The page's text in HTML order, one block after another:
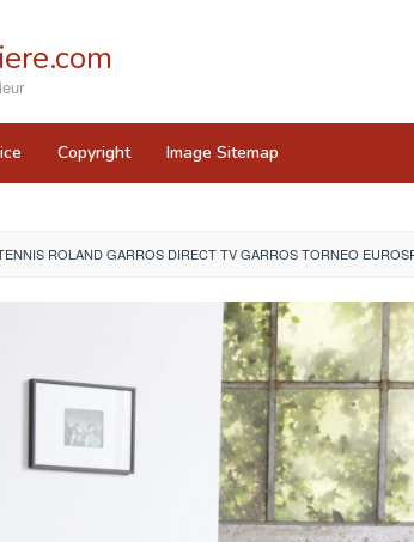
Copyright Image Sitemap
ROLAND GARROS DIRECT TV GARROS TORNEO